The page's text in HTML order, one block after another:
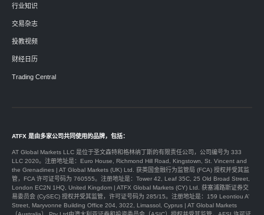
行业知识
交易杂志
投教视频
财经日历
Trading Central
ATFX 是由多家公司共同使用的品牌，包括：
AT Global Markets LLC 是位于圣文森特和格林纳丁斯的有限责任公司，公司编号为 333
LLC 2020。注册地址是：Euro House, Richmond Hill Road, Kingstown, St. Vincent and
the Grenadines | AT Global Markets (UK) Ltd. 获英国金融行为监管局 (FCA) 授权并受其监
管，FCA 许可证号码为 760555。注册地址是：Tower 42, Leaf 35C, 25 Old Broad Street,
London EC2N 1HQ, United Kingdom | ATFX Global Markets (CY) Ltd. 获塞浦路斯证券交
易委员会 (CySEC) 授权并受其监管，许可证号码为 285/15。注册地址是：159 Leontiou A’
Street, Maryvonne Building Office 204, 3022, Limassol, Cyprus | AT Global Markets